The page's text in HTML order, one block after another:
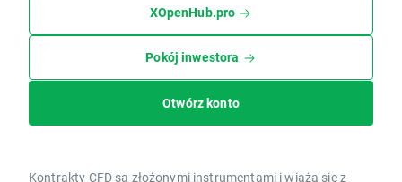
XOpenHub.pro
Pokój inwestora
Otwórz konto
Kontrakty CFD są złożonymi instrumentami i wiążą się z